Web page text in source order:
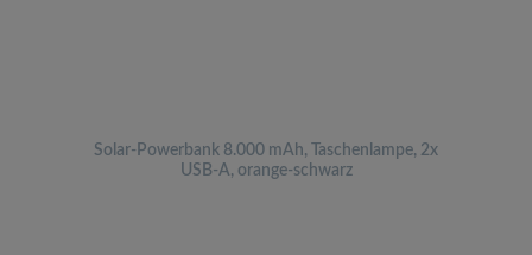
Solar-Powerbank 8.000 mAh, Taschenlampe, 2x
USB-A, orange-schwarz